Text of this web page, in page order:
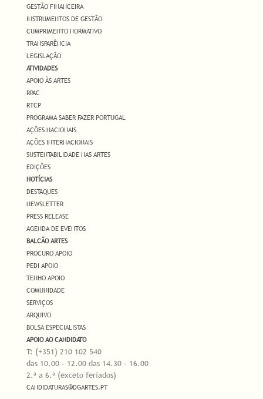
GESTÃO FINANCEIRA
INSTRUMENTOS DE GESTÃO
CUMPRIMENTO NORMATIVO
TRANSPARÊNCIA
LEGISLAÇÃO
ATIVIDADES
APOIO ÀS ARTES
RPAC
RTCP
PROGRAMA SABER FAZER PORTUGAL
AÇÕES NACIONAIS
AÇÕES INTERNACIONAIS
SUSTENTABILIDADE NAS ARTES
EDIÇÕES
NOTÍCIAS
DESTAQUES
NEWSLETTER
PRESS RELEASE
AGENDA DE EVENTOS
BALCÃO ARTES
PROCURO APOIO
PEDI APOIO
TENHO APOIO
COMUNIDADE
SERVIÇOS
ARQUIVO
BOLSA ESPECIALISTAS
APOIO AO CANDIDATO
T: (+351) 210 102 540
das 10.00 - 12.00 das 14.30 - 16.00
2.ª a 6.ª (exceto feriados)
CANDIDATURAS@DGARTES.PT